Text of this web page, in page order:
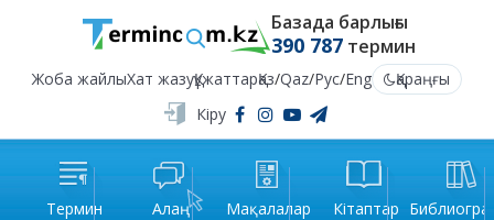
Базада барлығы
390 787термин
Жоба жайлыХат жазуҚұжаттарҚаз/Qaz/Рус/Eng
Қараңғы
Кіру
Термин Алаң Мақалалар Кітаптар